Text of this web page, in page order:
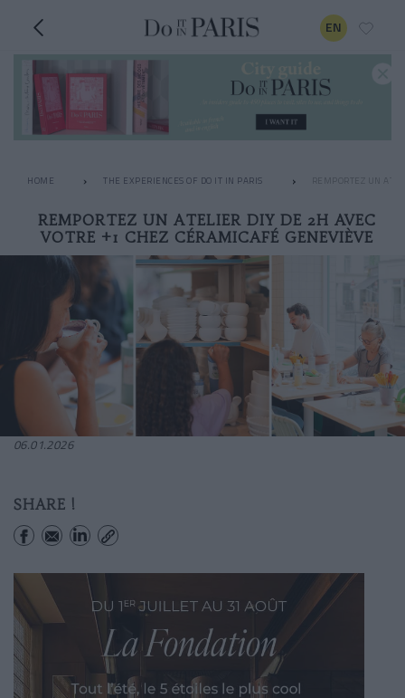
EN
HOME THE EXPERIENCES OF DO IT IN PARIS REMPORTEZ UN
REMPORTEZ UN ATELIER DIY DE 2H AVEC
VOTRE +1 CHEZ CÉRAMICAFÉ GENEVIÈVE
06.01.2026
SHARE !